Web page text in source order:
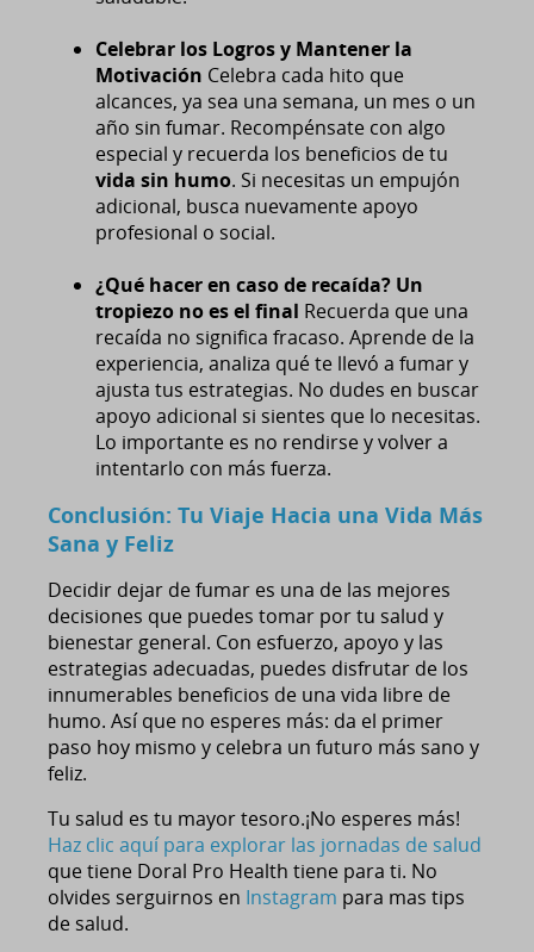
Celebrar los Logros y Mantener la
Motivación Celebra cada hito que
alcances, ya sea una semana, un mes o un
año sin fumar. Recompénsate con algo
especial y recuerda los beneficios de tu
vida sin humo. Si necesitas un empujón
adicional, busca nuevamente apoyo
profesional o social.
¿Qué hacer en caso de recaída? Un
tropiezo no es el final Recuerda que una
recaída no significa fracaso. Aprende de la
experiencia, analiza qué te llevó a fumar y
ajusta tus estrategias. No dudes en buscar
apoyo adicional si sientes que lo necesitas.
Lo importante es no rendirse y volver a
intentarlo con más fuerza.
Conclusión: Tu Viaje Hacia una Vida Más
Sana y Feliz
Decidir dejar de fumar es una de las mejores
decisiones que puedes tomar por tu salud y
bienestar general. Con esfuerzo, apoyo y las
estrategias adecuadas, puedes disfrutar de los
innumerables beneficios de una vida libre de
humo. Así que no esperes más: da el primer
paso hoy mismo y celebra un futuro más sano y
feliz.
Tu salud es tu mayor tesoro.¡No esperes más!
Haz clic aquí para explorar las jornadas de salud
que tiene Doral Pro Health tiene para ti. No
olvides serguirnos en Instagram para mas tips
de salud.